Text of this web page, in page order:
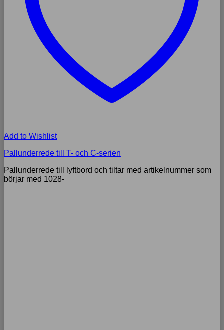
Add to Wishlist
Pallunderrede till T- och C-serien
Pallunderrede till lyftbord och tiltar med artikelnummer som
börjar med 1028-